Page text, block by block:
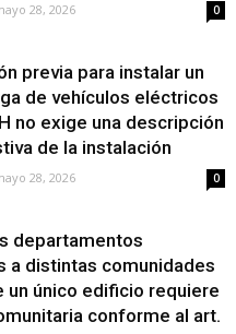
28, 2026 0
previa para instalar un
de vehículos eléctricos
no exige una descripción
de la instalación
28, 2026 0
departamentos
a distintas comunidades
un único edificio requiere
conforme al art.